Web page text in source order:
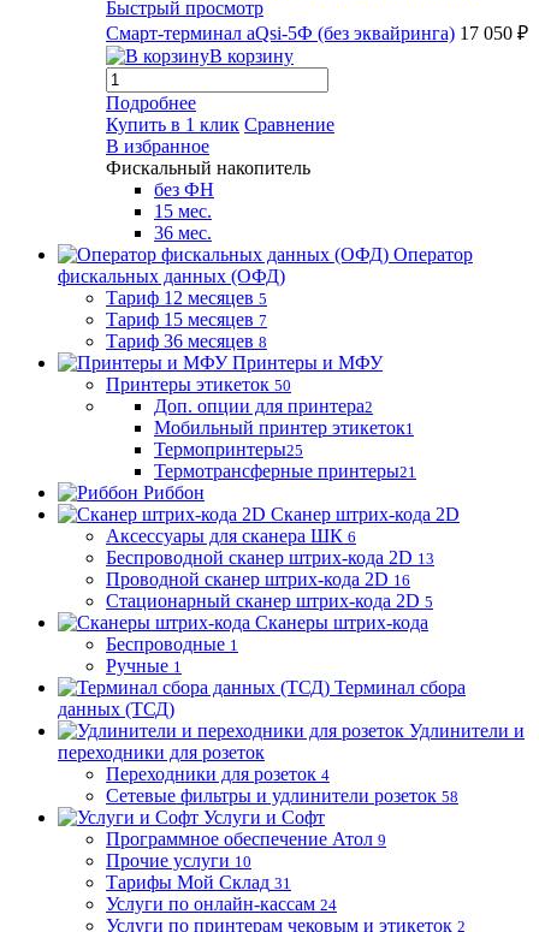
Быстрый просмотр
Смарт-терминал aQsi-5Ф (без эквайринга) 17 050 ₽
В корзину
Подробнее
Купить в 1 клик Сравнение
В избранное
Фискальный накопитель
без ФН
15 мес.
36 мес.
Оператор
фискальных данных (ОФД)
Тариф 12 месяцев 5
Тариф 15 месяцев 7
Тариф 36 месяцев 8
Принтеры и МФУ
Принтеры этикеток 50
Доп. опции для принтера2
Мобильный принтер этикеток1
Термопринтеры25
Термотрансферные принтеры21
Риббон
Сканер штрих-кода 2D
Аксессуары для сканера ШК 6
Беспроводной сканер штрих-кода 2D 13
Проводной сканер штрих-кода 2D 16
Стационарный сканер штрих-кода 2D 5
Сканеры штрих-кода
Беспроводные 1
Ручные 1
Терминал сбора
данных (ТСД)
Удлинители и
переходники для розеток
Переходники для розеток 4
Сетевые фильтры и удлинители розеток 58
Услуги и Софт
Программное обеспечение Атол 9
Прочие услуги 10
Тарифы Мой Склад 31
Услуги по онлайн-кассам 24
Услуги по принтерам чековым и этикеток 2